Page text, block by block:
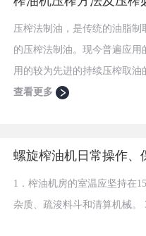
压榨法制油，是传统的油脂
的压榨法制油。现今普遍应
用的较为先进的持续压榨取
置量大，生产持续，劳动强
查看更多
螺旋榨油机日常操作、
1．榨油机房的室温应坚持在
杂质、疏浚料斗和清算机械